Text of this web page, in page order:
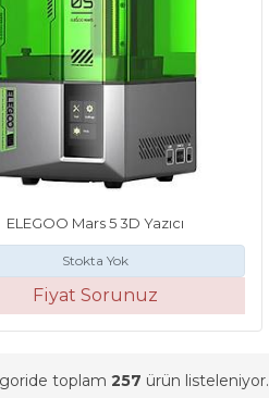
ELEGOO Mars 5 3D Yazıcı
Stokta Yok
Fiyat Sorunuz
toplam 257 ürün listeleniyor.